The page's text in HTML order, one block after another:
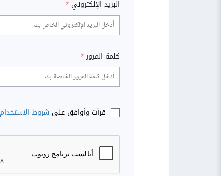
البريد الإلكتروني *
كلمة المرور*
قرأت وأوافق على شروط الاستخدام